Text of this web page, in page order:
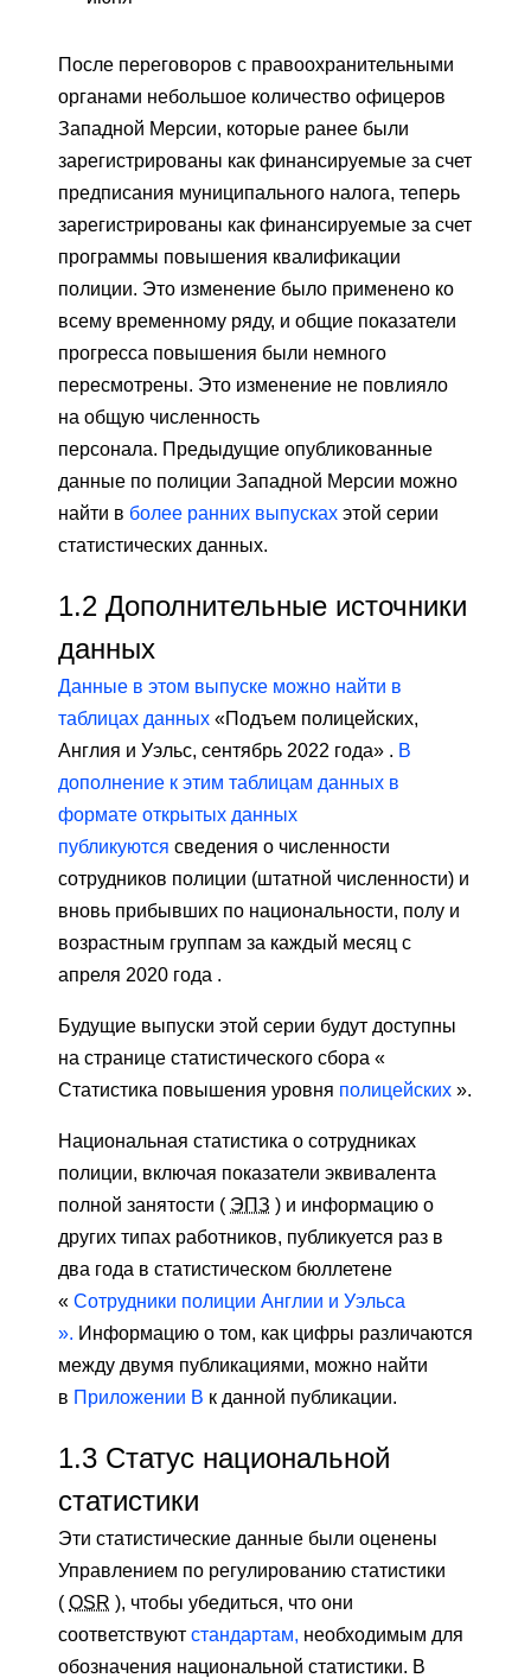
После переговоров с правоохранительными
органами небольшое количество офицеров
Западной Мерсии, которые ранее были
зарегистрированы как финансируемые за счет
предписания муниципального налога, теперь
зарегистрированы как финансируемые за счет
программы повышения квалификации
полиции. Это изменение было применено ко
всему временному ряду, и общие показатели
прогресса повышения были немного
пересмотрены. Это изменение не повлияло
на общую численность
персонала. Предыдущие опубликованные
данные по полиции Западной Мерсии можно
найти в более ранних выпусках этой серии
статистических данных.
1.2 Дополнительные источники
данных
Данные в этом выпуске можно найти в
таблицах данных «Подъем полицейских,
Англия и Уэльс, сентябрь 2022 года» . В
дополнение к этим таблицам данных в
формате открытых данных
публикуются сведения о численности
сотрудников полиции (штатной численности) и
вновь прибывших по национальности, полу и
возрастным группам за каждый месяц с
апреля 2020 года .
Будущие выпуски этой серии будут доступны
на странице статистического сбора «
Статистика повышения уровня полицейских ».
Национальная статистика о сотрудниках
полиции, включая показатели эквивалента
полной занятости ( ЭПЗ ) и информацию о
других типах работников, публикуется раз в
два года в статистическом бюллетене
« Сотрудники полиции Англии и Уэльса
». Информацию о том, как цифры различаются
между двумя публикациями, можно найти
в Приложении B к данной публикации.
1.3 Статус национальной
статистики
Эти статистические данные были оценены
Управлением по регулированию статистики
( OSR ), чтобы убедиться, что они
соответствуют стандартам, необходимым для
обозначения национальной статистики. В